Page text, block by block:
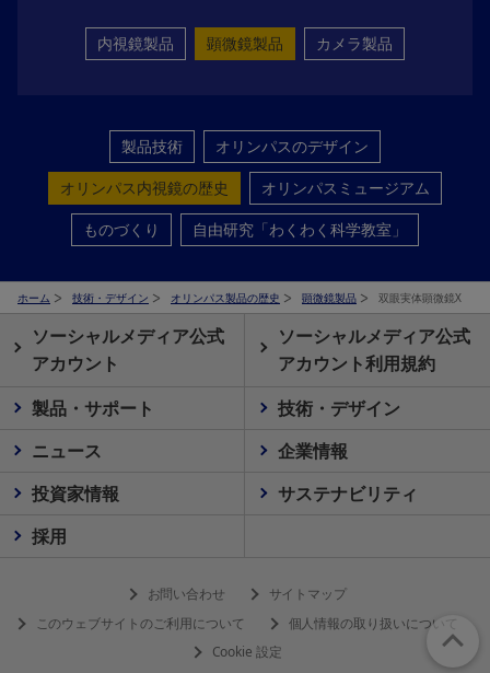
内視鏡製品 顕微鏡製品 カメラ製品
製品技術
オリンパスのデザイン
オリンパス内視鏡の歴史
オリンパスミュージアム
ものづくり
自由研究「わくわく科学教室」
ホーム 技術・デザイン オリンパス製品の歴史 顕微鏡製品 双眼実体顕微鏡X
ソーシャルメディア公式
アカウント
ソーシャルメディア公式
アカウント利用規約
製品・サポート
技術・デザイン
ニュース
企業情報
投資家情報
サステナビリティ
採用
お問い合わせ
サイトマップ
このウェブサイトのご利用について
個人情報の取り扱いについて
Cookie 設定